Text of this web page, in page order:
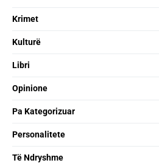
Krimet
Kulturë
Libri
Opinione
Pa Kategorizuar
Personalitete
Të Ndryshme